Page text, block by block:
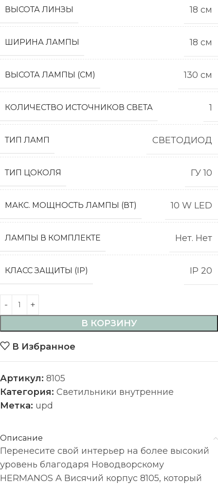
ВЫСОТА ЛИНЗЫ 18 см
ШИРИНА ЛАМПЫ 18 см
ВЫСОТА ЛАМПЫ (СМ) 130 см
КОЛИЧЕСТВО ИСТОЧНИКОВ СВЕТА 1
ТИП ЛАМП СВЕТОДИОД
ТИП ЦОКОЛЯ ГУ 10
МАКС. МОЩНОСТЬ ЛАМПЫ (ВТ) 10 W LED
ЛАМПЫ В КОМПЛЕКТЕ Нет. Нет
КЛАСС ЗАЩИТЫ (IP) IP 20
В КОРЗИНУ
В Избранное
Артикул: 8105
Категория: Светильники внутренние
Метка: upd
Описание
Перенесите свой интерьер на более высокий
уровень благодаря Новодворскому
HERMANOS A Висячий корпус 8105, который